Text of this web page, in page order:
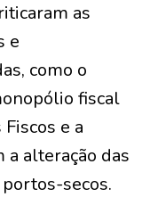
as
e
como o
fiscal
e a
a alteração das
secos.